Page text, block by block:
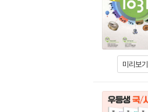
미리보기